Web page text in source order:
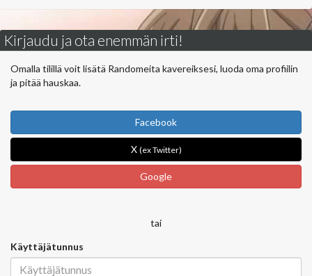
Kirjaudu ja ota enemmän irti!
Omalla tilillä voit lisätä Randomeita kavereiksesi, luoda oma profiilin
ja pitää hauskaa.
Facebook
X (ex Twitter)
Google
tai
Käyttäjätunnus